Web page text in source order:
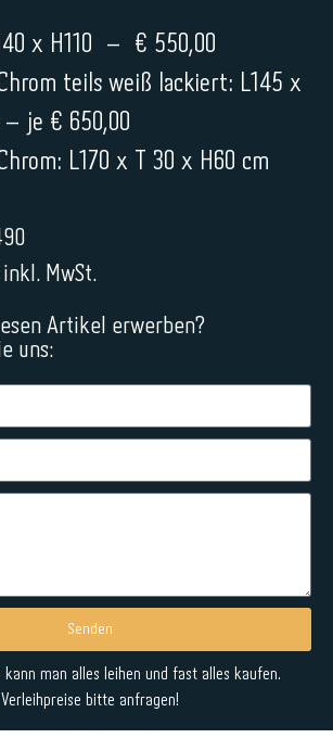
x H110 – € 550,00
teils weiß lackiert: L145 x
– je € 650,00
L170 x T 30 x H60 cm
MwSt.
Artikel erwerben?
uns:
Senden
kann man alles leihen und fast alles kaufen.
Verleihpreise bitte anfragen!